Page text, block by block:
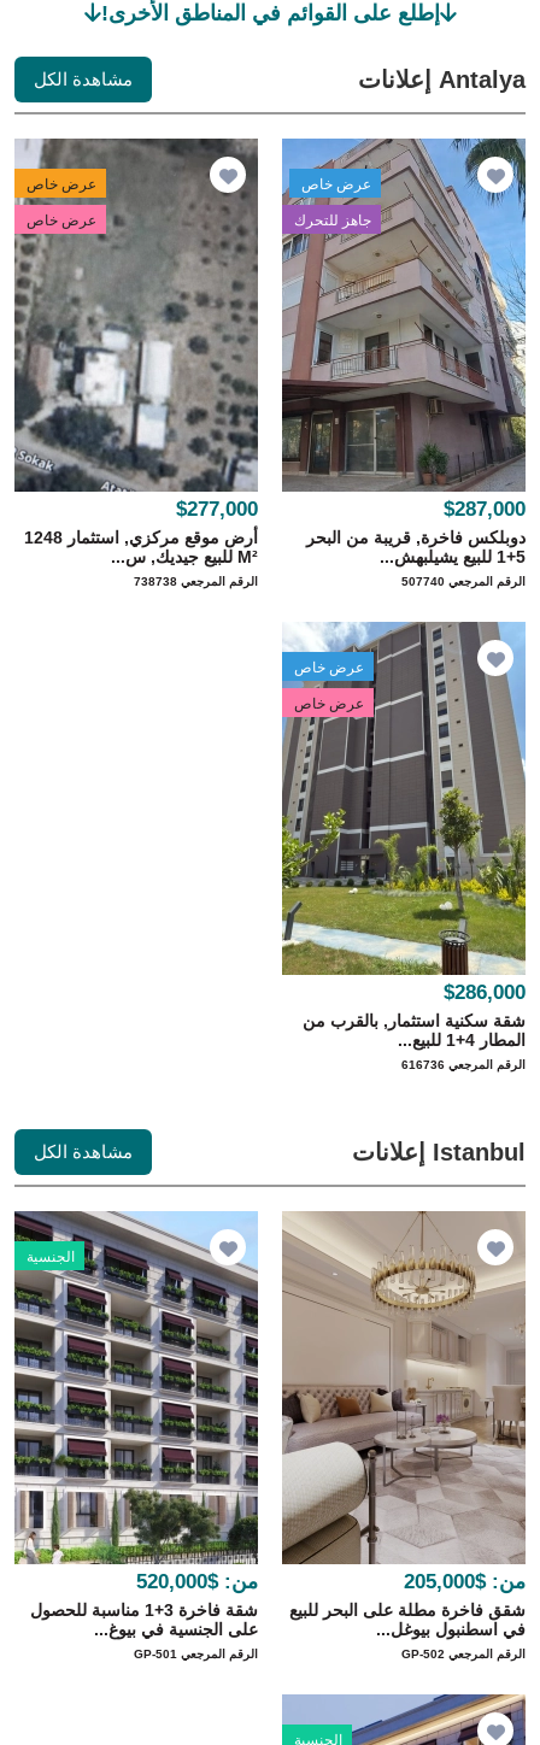
إطلع على القوائم في المناطق الأخرى!
Antalya إعلانات مشاهدة الكل
عرض خاص
جاهز للتحرك
$287,000
دوبلكس فاخرة, قريبة من البحر
5+1 للبيع يشيلبهش...
الرقم المرجعي 507740
عرض خاص
عرض خاص
$277,000
أرض موقع مركزي, استثمار 1248
M² للبيع جيديك, س...
الرقم المرجعي 738738
عرض خاص
عرض خاص
$286,000
شقة سكنية استثمار, بالقرب من
المطار 4+1 للبيع...
الرقم المرجعي 616736
Istanbul إعلانات مشاهدة الكل
من: $205,000
شقق فاخرة مطلة على البحر للبيع
في اسطنبول بيوغل...
الرقم المرجعي GP-502
الجنسية
من: $520,000
شقة فاخرة 3+1 مناسبة للحصول
على الجنسية في بيوغ...
الرقم المرجعي GP-501
الجنسية